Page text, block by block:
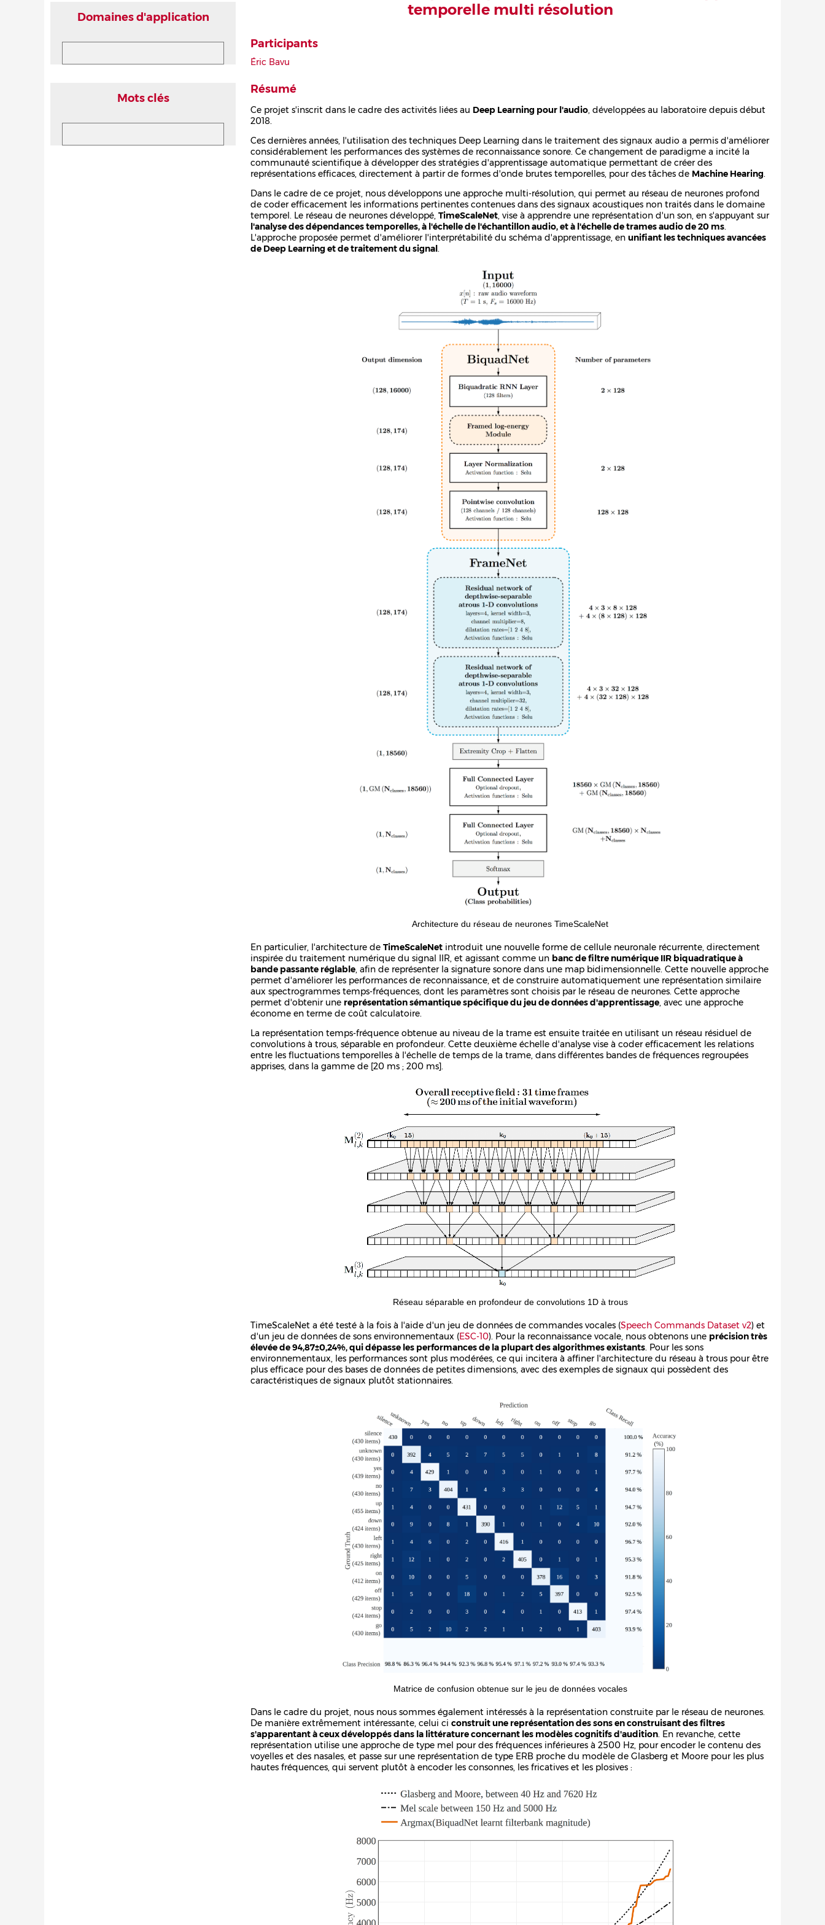
temporelle multi résolution
Participants
Éric Bavu
Résumé
Ce projet s'inscrit dans le cadre des activités liées au Deep Learning pour l'audio, développées au laboratoire depuis début
2018.
Ces dernières années, l'utilisation des techniques Deep Learning dans le traitement des signaux audio a permis d'améliorer
considérablement les performances des systèmes de reconnaissance sonore. Ce changement de paradigme a incité la
communauté scientifique à développer des stratégies d'apprentissage automatique permettant de créer des
représentations efficaces, directement à partir de formes d'onde brutes temporelles, pour des tâches de Machine Hearing.
Dans le cadre de ce projet, nous développons une approche multi-résolution, qui permet au réseau de neurones profond
de coder efficacement les informations pertinentes contenues dans des signaux acoustiques non traités dans le domaine
temporel. Le réseau de neurones développé, TimeScaleNet, vise à apprendre une représentation d'un son, en s'appuyant sur
l'analyse des dépendances temporelles, à l'échelle de l'échantillon audio, et à l'échelle de trames audio de 20 ms.
L'approche proposée permet d'améliorer l'interprétabilité du schéma d'apprentissage, en unifiant les techniques avancées
de Deep Learning et de traitement du signal.
Architecture du réseau de neurones TimeScaleNet
En particulier, l'architecture de TimeScaleNet introduit une nouvelle forme de cellule neuronale récurrente, directement
inspirée du traitement numérique du signal IIR, et agissant comme un banc de filtre numérique IIR biquadratique à
bande passante réglable, afin de représenter la signature sonore dans une map bidimensionnelle. Cette nouvelle approche
permet d'améliorer les performances de reconnaissance, et de construire automatiquement une représentation similaire
aux spectrogrammes temps-fréquences, dont les paramètres sont choisis par le réseau de neurones. Cette approche
permet d'obtenir une représentation sémantique spécifique du jeu de données d'apprentissage, avec une approche
économe en terme de coût calculatoire.
La représentation temps-fréquence obtenue au niveau de la trame est ensuite traitée en utilisant un réseau résiduel de
convolutions à trous, séparable en profondeur. Cette deuxième échelle d'analyse vise à coder efficacement les relations
entre les fluctuations temporelles à l'échelle de temps de la trame, dans différentes bandes de fréquences regroupées
apprises, dans la gamme de [20 ms ; 200 ms].
Réseau séparable en profondeur de convolutions 1D à trous
TimeScaleNet a été testé à la fois à l'aide d'un jeu de données de commandes vocales (Speech Commands Dataset v2) et
d'un jeu de données de sons environnementaux (ESC-10). Pour la reconnaissance vocale, nous obtenons une précision très
élevée de 94,87±0,24%, qui dépasse les performances de la plupart des algorithmes existants. Pour les sons
environnementaux, les performances sont plus modérées, ce qui incitera à affiner l'architecture du réseau à trous pour être
plus efficace pour des bases de données de petites dimensions, avec des exemples de signaux qui possèdent des
caractéristiques de signaux plutôt stationnaires.
Matrice de confusion obtenue sur le jeu de données vocales
Dans le cadre du projet, nous nous sommes également intéressés à la représentation construite par le réseau de neurones.
De manière extrêmement intéressante, celui ci construit une représentation des sons en construisant des filtres
s'apparentant à ceux développés dans la littérature concernant les modèles cognitifs d'audition. En revanche, cette
représentation utilise une approche de type mel pour des fréquences inférieures à 2500 Hz, pour encoder le contenu des
voyelles et des nasales, et passe sur une représentation de type ERB proche du modèle de Glasberg et Moore pour les plus
hautes fréquences, qui servent plutôt à encoder les consonnes, les fricatives et les plosives :
Domaines d'application
Mots clés